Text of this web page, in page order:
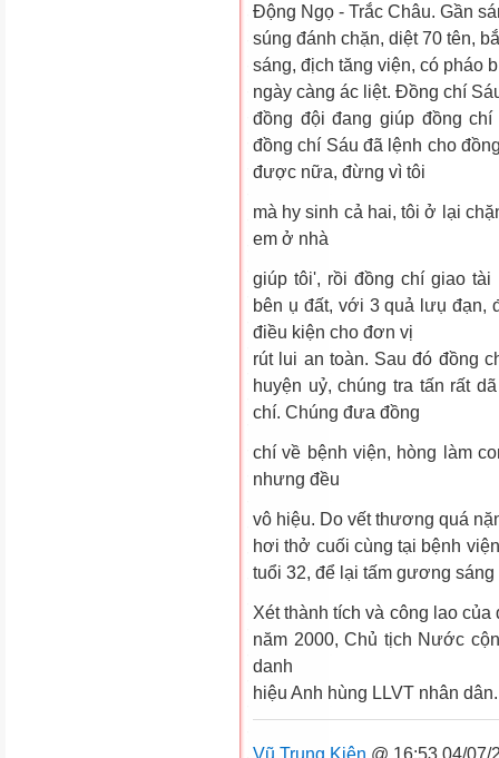
Động Ngọ - Trắc Châu. Gần
súng đánh chặn, diệt 70 tên,
sáng, địch tăng viện, có pháo
ngày càng ác liệt. Đồng chí
đồng đội đang giúp đồng
đồng chí Sáu đã lệnh cho
được nữa, đừng vì tôi
mà hy sinh cả hai, tôi ở lại
em ở nhà
giúp tôi', rồi đồng chí giao tài
bên ụ đất, với 3 quả lưụ đạn,
điều kiện cho đơn vị
rút lui an toàn. Sau đó đồng
huyện uỷ, chúng tra tấn rất
chí. Chúng đưa đồng
chí về bệnh viện, hòng làm
nhưng đều
vô hiệu. Do vết thương quá
hơi thở cuối cùng tại bệnh
tuổi 32, để lại tấm gương
Xét thành tích và công lao
năm 2000, Chủ tịch Nước
danh
hiệu Anh hùng LLVT nhân dân.
Vũ Trung Kiên @ 16:53 04/07/